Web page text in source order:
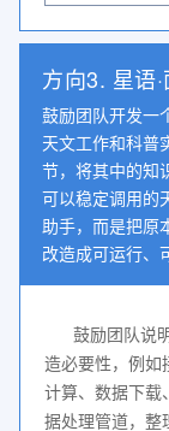
方向3. 星语
鼓励团队开发一
天文工作和科普
节，将其中的知
可以稳定调用的
助手，而是把原
改造成可运行、
鼓励团队说明
造必要性，例如
计算、数据下载
据处理管道，整